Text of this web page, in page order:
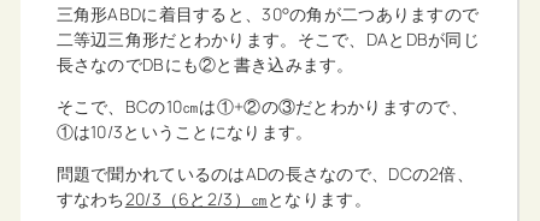
三角形ABDに着目すると、30°の角が二つありますので
二等辺三角形だとわかります。そこで、DAとDBが同じ
長さなのでDBにも②と書き込みます。
そこで、BCの10㎝は①+②の③だとわかりますので、
①は10/3ということになります。
問題で聞かれているのはADの長さなので、DCの2倍、
すなわち20/3（6と2/3）㎝となります。